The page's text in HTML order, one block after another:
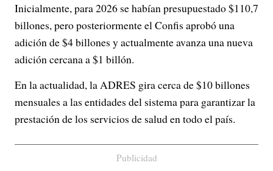
Inicialmente, para 2026 se habían presupuestado $110,7
billones, pero posteriormente el Confis aprobó una
adición de $4 billones y actualmente avanza una nueva
adición cercana a $1 billón.
En la actualidad, la ADRES gira cerca de $10 billones
mensuales a las entidades del sistema para garantizar la
prestación de los servicios de salud en todo el país.
Publicidad